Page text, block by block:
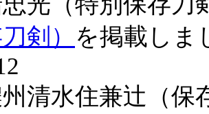
剣）
を掲載しま
清水住兼辻（